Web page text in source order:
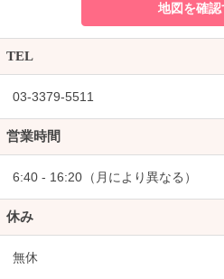
地図を確認
TEL
03-3379-5511
営業時間
6:40 - 16:20（月により異なる）
休み
無休